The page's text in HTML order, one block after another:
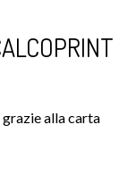
alla carta